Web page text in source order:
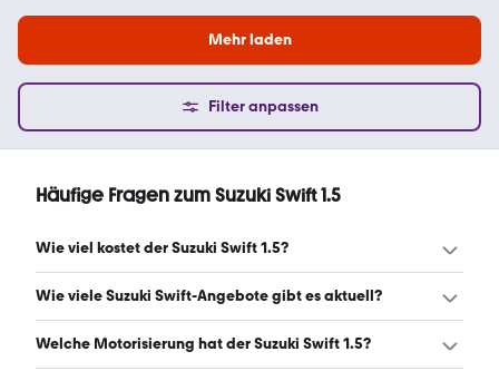
Mehr laden
Filter anpassen
Häufige Fragen zum Suzuki Swift 1.5
Wie viel kostet der Suzuki Swift 1.5?
Ein guter Preis für einen Suzuki Swift 1.5 liegt zwischen
Wie viele Suzuki Swift-Angebote gibt es aktuell?
Es gibt insgesamt 227 Suzuki Swift bei mobile.de, davon
Welche Motorisierung hat der Suzuki Swift 1.5?